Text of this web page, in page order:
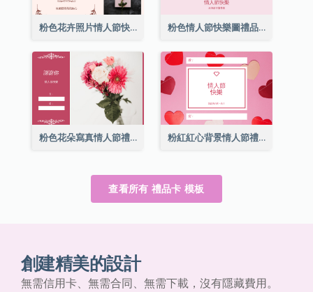
粉色花卉照片情人節快樂禮品卡 粉色情人節快樂圖禮品卡
粉色花朵寫真情人節禮品卡 粉紅紅心背景情人節禮品卡
查看所有 禮品卡 模板
創建精美的設計
無需信用卡、無需合同、無需下載，沒有隱藏費用。